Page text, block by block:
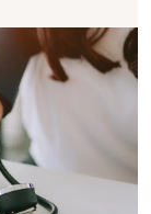
après
la